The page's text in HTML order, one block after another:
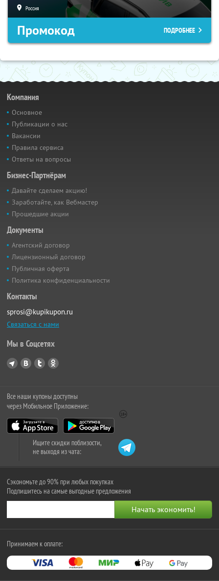
Россия
Промокод ПОДРОБНЕЕ
Компания
Основное
Публикации о нас
Вакансии
Правила сервиса
Ответы на вопросы
Бизнес-Партнёрам
Давайте сделаем акцию!
Заработайте, как Вебмастер
Прошедшие акции
Документы
Агентский договор
Лицензионный договор
Публичная оферта
Политика конфиденциальности
Контакты
sprosi@kupikupon.ru
Связаться с нами
Мы в Соцсетях
Все наши купоны доступны
через Мобильное Приложение:
Ищите скидки поблизости,
не выходя из чата:
Сэкономьте до 90% при любых покупках
Подпишитесь на самые выгодные предложения
Принимаем к оплате: